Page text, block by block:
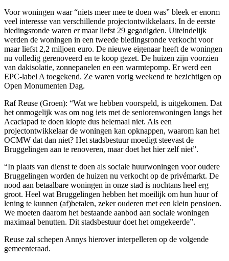
Voor woningen waar “niets meer mee te doen was” bleek er enorm
veel interesse van verschillende projectontwikkelaars. In de eerste
biedingsronde waren er maar liefst 29 gegadigden. Uiteindelijk
werden de woningen in een tweede biedingsronde verkocht voor
maar liefst 2,2 miljoen euro. De nieuwe eigenaar heeft de woningen
nu volledig gerenoveerd en te koop gezet. De huizen zijn voorzien
van dakisolatie, zonnepanelen en een warmtepomp. Er werd een
EPC-label A toegekend. Ze waren vorig weekend te bezichtigen op
Open Monumenten Dag.
Raf Reuse (Groen): “Wat we hebben voorspeld, is uitgekomen. Dat
het onmogelijk was om nog iets met de seniorenwoningen langs het
Acaciapad te doen klopte dus helemaal niet. Als een
projectontwikkelaar de woningen kan opknappen, waarom kan het
OCMW dat dan niet? Het stadsbestuur moedigt steevast de
Bruggelingen aan te renoveren, maar doet het hier zelf niet”.
“In plaats van dienst te doen als sociale huurwoningen voor oudere
Bruggelingen worden de huizen nu verkocht op de privémarkt. De
nood aan betaalbare woningen in onze stad is nochtans heel erg
groot. Heel wat Bruggelingen hebben het moeilijk om hun huur of
lening te kunnen (af)betalen, zeker ouderen met een klein pensioen.
We moeten daarom het bestaande aanbod aan sociale woningen
maximaal benutten. Dit stadsbestuur doet het omgekeerde”.
Reuse zal schepen Annys hierover interpelleren op de volgende
gemeenteraad.